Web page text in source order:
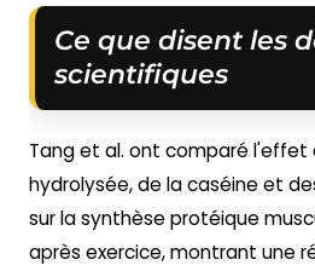
Ce que disent les
scientifiques
Tang et al. ont comparé l'effet
hydrolysée, de la caséine et
sur la synthèse protéique
après exercice, montrant une